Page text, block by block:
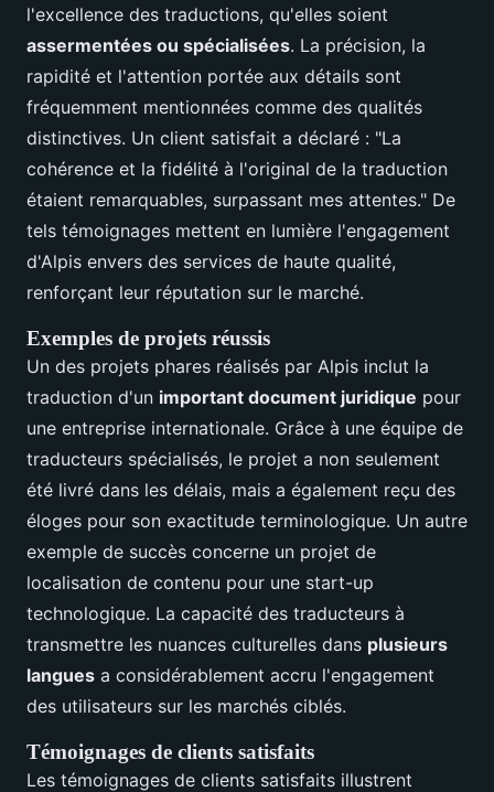
l'excellence des traductions, qu'elles soient
assermentées ou spécialisées. La précision, la
rapidité et l'attention portée aux détails sont
fréquemment mentionnées comme des qualités
distinctives. Un client satisfait a déclaré : "La
cohérence et la fidélité à l'original de la traduction
étaient remarquables, surpassant mes attentes." De
tels témoignages mettent en lumière l'engagement
d'Alpis envers des services de haute qualité,
renforçant leur réputation sur le marché.
Exemples de projets réussis
Un des projets phares réalisés par Alpis inclut la
traduction d'un important document juridique pour
une entreprise internationale. Grâce à une équipe de
traducteurs spécialisés, le projet a non seulement
été livré dans les délais, mais a également reçu des
éloges pour son exactitude terminologique. Un autre
exemple de succès concerne un projet de
localisation de contenu pour une start-up
technologique. La capacité des traducteurs à
transmettre les nuances culturelles dans plusieurs
langues a considérablement accru l'engagement
des utilisateurs sur les marchés ciblés.
Témoignages de clients satisfaits
Les témoignages de clients satisfaits illustrent